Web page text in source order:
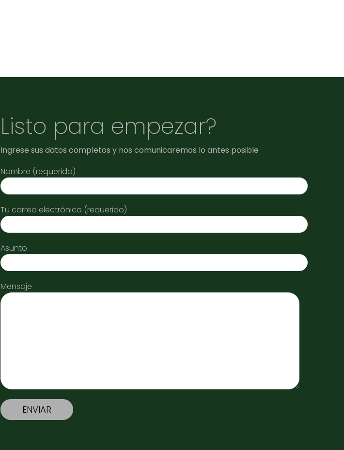
Listo para empezar?
Ingrese sus datos completos y nos comunicaremos lo antes posible
Nombre (requerido)
Tu correo electrónico (requerido)
Asunto
Mensaje